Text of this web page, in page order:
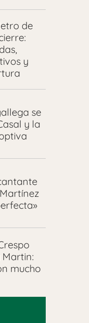
de
y
se
y la
Martin:
mucho